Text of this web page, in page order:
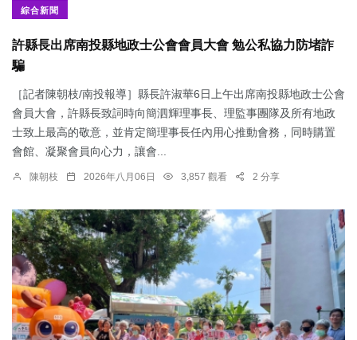
綜合新聞
許縣長出席南投縣地政士公會會員大會 勉公私協力防堵詐
騙
［記者陳朝枝/南投報導］縣長許淑華6日上午出席南投縣地政士公會
會員大會，許縣長致詞時向簡泗輝理事長、理監事團隊及所有地政
士致上最高的敬意，並肯定簡理事長任內用心推動會務，同時購置
會館、凝聚會員向心力，讓會...
陳朝枝 2026年八月06日 3,857 觀看 2 分享